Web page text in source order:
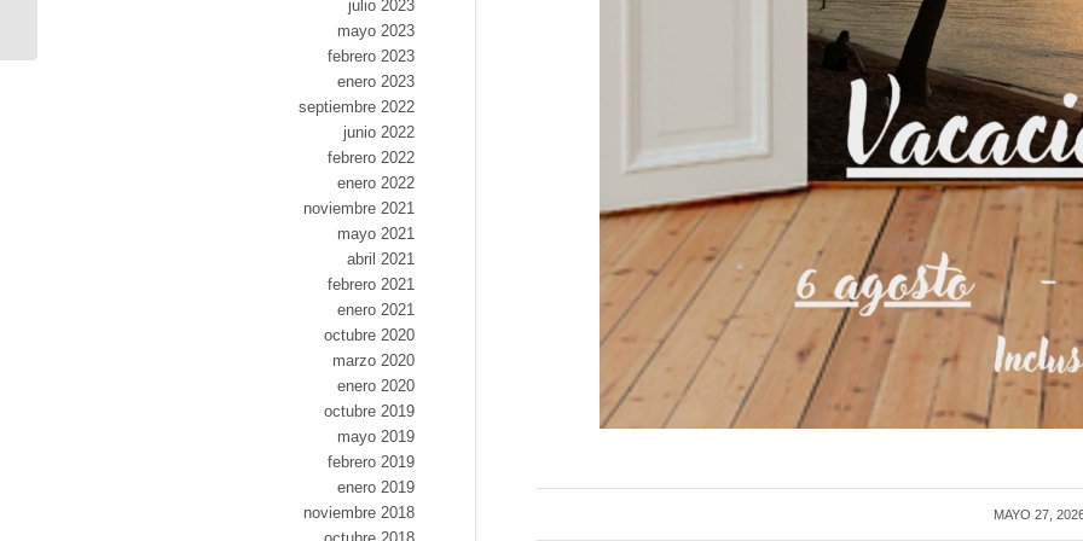
MAYO 27,
julio 2023
mayo 2023
febrero 2023
enero 2023
septiembre 2022
junio 2022
febrero 2022
enero 2022
noviembre 2021
mayo 2021
abril 2021
febrero 2021
enero 2021
octubre 2020
marzo 2020
enero 2020
octubre 2019
mayo 2019
febrero 2019
enero 2019
noviembre 2018